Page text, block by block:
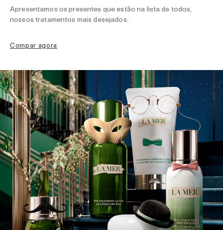
Apresentamos os presentes que estão na lista de todos,
nossos tratamentos mais desejados.
compar agora